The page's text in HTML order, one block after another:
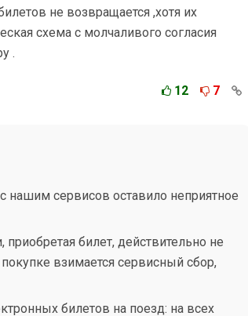
не возвращается ,хотя их
схема с молчаливого согласия
.
12 7
нашим сервисов оставило неприятное
билет, действительно не
взимается сервисный сбор,
билетов на поезд: на всех